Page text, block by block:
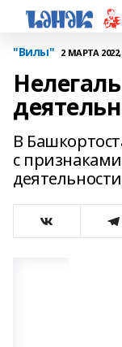
"Вилы" 2 МАРТА 2022,
В
с
деятельности